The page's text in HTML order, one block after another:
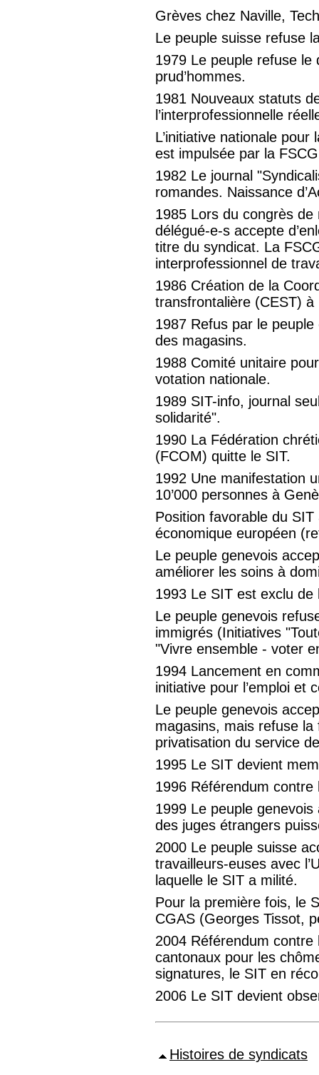
Grèves chez Naville,
Le peuple suisse refuse
1979 Le peuple refuse
prud’hommes.
1981 Nouveaux statuts
l’interprofessionnelle
L’initiative nationale
est impulsée par la
1982 Le journal
romandes. Naissance
1985 Lors du congrès
délégué-e-s accepte
titre du syndicat. La
interprofessionnel de
1986 Création de la
transfrontalière (CEST) à
1987 Refus par le
des magasins.
1988 Comité unitaire
votation nationale.
1989 SIT-info, journal
solidarité".
1990 La Fédération
(FCOM) quitte le SIT.
1992 Une manifestation
10’000 personnes à
Position favorable du SIT
économique européen
Le peuple genevois
améliorer les soins à
1993 Le SIT est exclu de
Le peuple genevois
immigrés (Initiatives
"Vivre ensemble - voter
1994 Lancement en
initiative pour l’emploi et
Le peuple genevois
magasins, mais refuse
privatisation du service
1995 Le SIT devient
1996 Référendum
1999 Le peuple
des juges étrangers
2000 Le peuple suisse
travailleurs-euses avec
laquelle le SIT a milité.
Pour la première fois, le
CGAS (Georges Tissot,
2004 Référendum
cantonaux pour les
signatures, le SIT en
2006 Le SIT devient
Histoires de syndicats